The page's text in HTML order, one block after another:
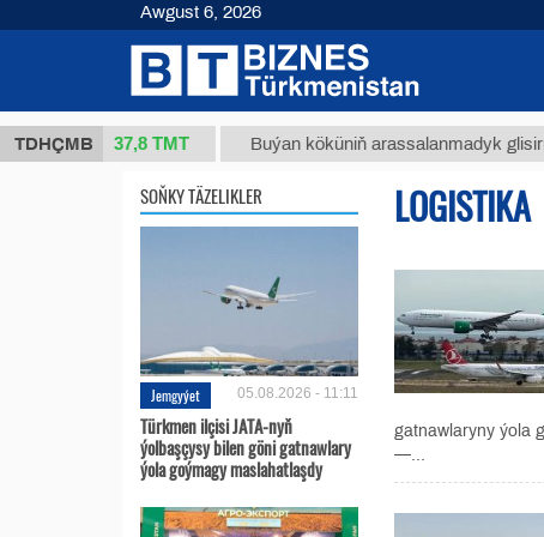
TDHÇMB
(kg.) 37,8 ТМТ Buýan köküniň arassalanmadyk glisirrizin
SOŇKY TÄZELIKLER
Jemgyýet 05.08.2026 - 11:11
Türkmen ilçisi JATA-nyň
ýolbaşçysy bilen göni gatnawlary
ýola goýmagy maslahatlaşdy
LOGISTIKA
gatnawlaryny ýola
—...
Awgust 6, 2026